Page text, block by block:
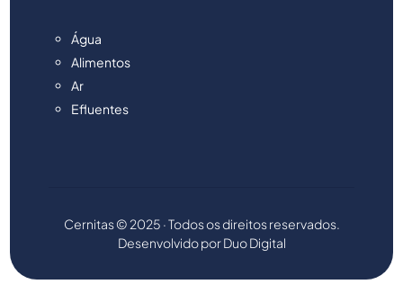
Água
Alimentos
Ar
Efluentes
Cernitas © 2025 · Todos os direitos reservados.
Desenvolvido porDuo Digital